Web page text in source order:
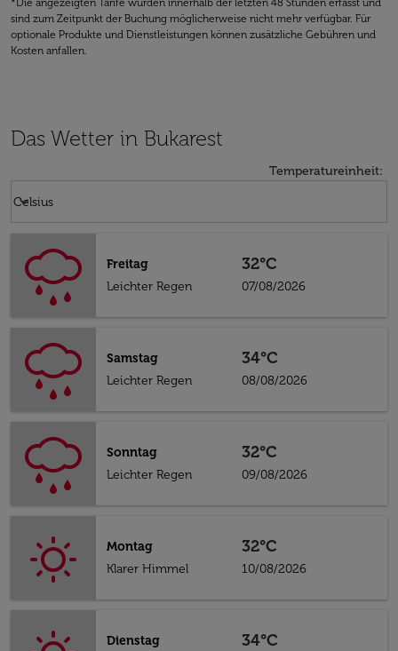
*Die angezeigten Tarife wurden innerhalb der letzten 48 Stunden erfasst und
sind zum Zeitpunkt der Buchung möglicherweise nicht mehr verfügbar. Für
optionale Produkte und Dienstleistungen können zusätzliche Gebühren und
Kosten anfallen.
Das Wetter in Bukarest
Temperatureinheit:
Celsius
keyboard_arrow_down
Freitag
Leichter Regen
32°C
07/08/2026
Samstag
Leichter Regen
34°C
08/08/2026
Sonntag
Leichter Regen
32°C
09/08/2026
Montag
Klarer Himmel
32°C
10/08/2026
Dienstag
34°C